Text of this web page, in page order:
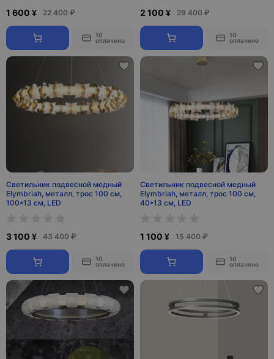
1 600 ¥ 22 400 ₽
10
оплачено
2 100 ¥ 29 400 ₽
10
оплачено
Светильник подвесной медный
Elymbriah, металл, трос 100 см,
100*13 см, LED
3 100 ¥ 43 400 ₽
10
оплачено
Светильник подвесной медный
Elymbriah, металл, трос 100 см,
40*13 см, LED
1 100 ¥ 15 400 ₽
10
оплачено